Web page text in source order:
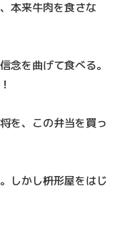
本来牛肉を食さな
念を曲げて食べる。
を、この弁当を買っ
しかし枡形屋をはじ